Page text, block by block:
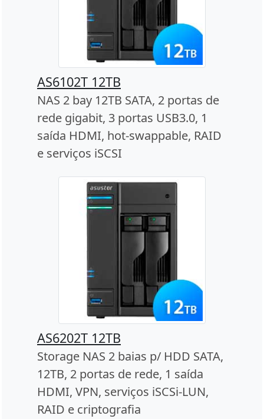
AS6102T 12TB
NAS 2 bay 12TB SATA, 2 portas de
rede gigabit, 3 portas USB3.0, 1
saída HDMI, hot-swappable, RAID
e serviços iSCSI
AS6202T 12TB
Storage NAS 2 baias p/ HDD SATA,
12TB, 2 portas de rede, 1 saída
HDMI, VPN, serviços iSCSi-LUN,
RAID e criptografia